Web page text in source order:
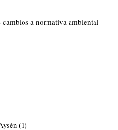
a normativa ambiental
(1)